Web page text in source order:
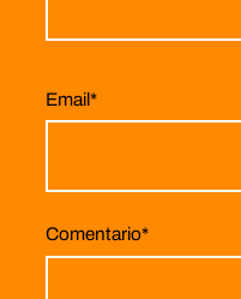
Email*
Comentario*